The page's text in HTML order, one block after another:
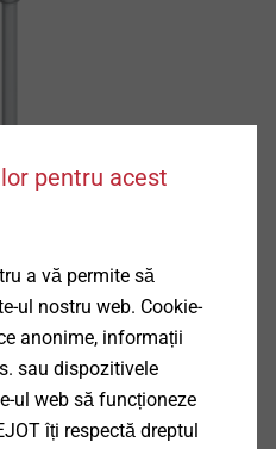
pentru acest
a vă permite să
ul nostru web. Cookie-
anonime, informații
sau dispozitivele
ul web să funcționeze
îți respectă dreptul